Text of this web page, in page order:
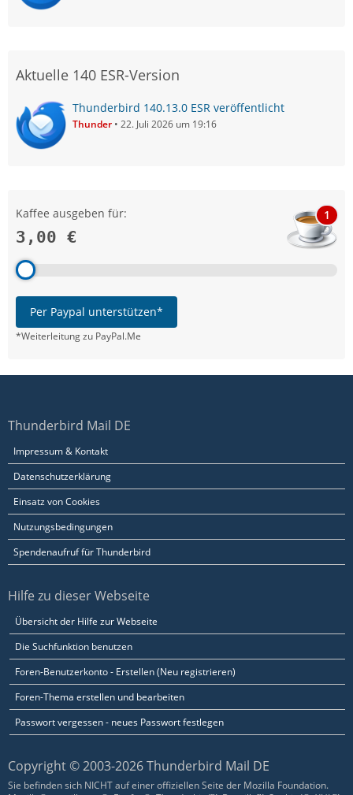
Aktuelle 140 ESR-Version
Thunderbird 140.13.0 ESR veröffentlicht
Thunder 22. Juli 2026 um 19:16
Kaffee ausgeben für:
3,00 €
1
Per Paypal unterstützen*
*Weiterleitung zu PayPal.Me
Thunderbird Mail DE
Impressum & Kontakt
Datenschutzerklärung
Einsatz von Cookies
Nutzungsbedingungen
Spendenaufruf für Thunderbird
Hilfe zu dieser Webseite
Übersicht der Hilfe zur Webseite
Die Suchfunktion benutzen
Foren-Benutzerkonto - Erstellen (Neu registrieren)
Foren-Thema erstellen und bearbeiten
Passwort vergessen - neues Passwort festlegen
Copyright © 2003-2026 Thunderbird Mail DE
Sie befinden sich NICHT auf einer offiziellen Seite der Mozilla Foundation.